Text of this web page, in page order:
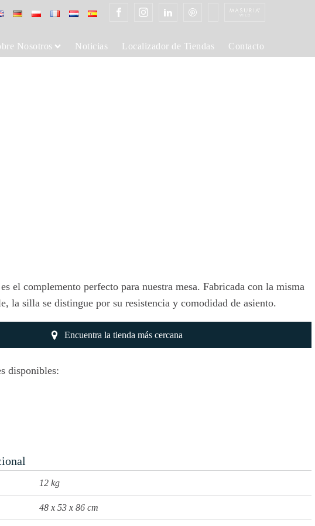
Nosotros Noticias Localizador de Tiendas Contacto
el complemento perfecto para nuestra mesa. Fabricada con la misma
la silla se distingue por su resistencia y comodidad de asiento.
Encuentra la tienda más cercana
disponibles:
12kg
48x 53x 86cm